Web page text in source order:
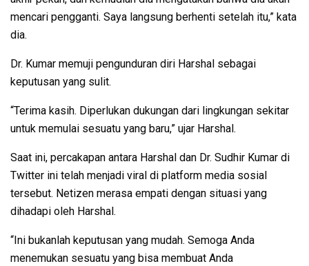
mencari pengganti. Saya langsung berhenti setelah itu,” kata
dia.
Dr. Kumar memuji pengunduran diri Harshal sebagai
keputusan yang sulit.
“Terima kasih. Diperlukan dukungan dari lingkungan sekitar
untuk memulai sesuatu yang baru,” ujar Harshal.
Saat ini, percakapan antara Harshal dan Dr. Sudhir Kumar di
Twitter ini telah menjadi viral di platform media sosial
tersebut. Netizen merasa empati dengan situasi yang
dihadapi oleh Harshal.
“Ini bukanlah keputusan yang mudah. Semoga Anda
menemukan sesuatu yang bisa membuat Anda